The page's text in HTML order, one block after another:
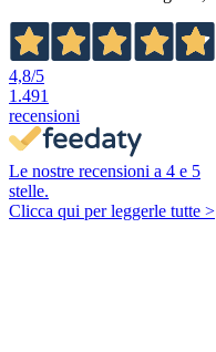
4,8/5
1.491
recensioni
Le nostre recensioni a 4 e 5
stelle.
Clicca qui per leggerle tutte >